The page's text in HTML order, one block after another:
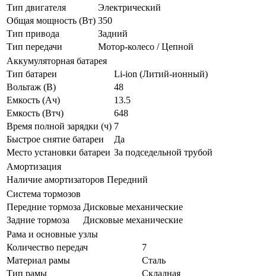
Тип двигателя
Электрический
Общая мощность (Вт) 350
Тип привода
Задний
Тип передачи
Мотор-колесо / Цепной
Аккумуляторная батарея
Тип батареи
Li-ion (Литий-ионный)
Вольтаж (В)
48
Емкость (Ач)
13.5
Емкость (Втч)
648
Время полной зарядки (ч) 7
Быстрое снятие батареи
Да
Место установки батареи За подседельной трубой
Амортизация
Наличие амортизаторов Передний
Система тормозов
Передние тормоза Дисковые механические
Задние тормоза
Дисковые механические
Рама и основные узлы
Количество передач
7
Материал рамы
Сталь
Тип рамы
Складная